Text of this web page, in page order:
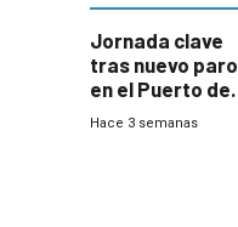
Jornada clave
tras nuevo paro
en el Puerto de
Montevideo
Hace 3 semanas